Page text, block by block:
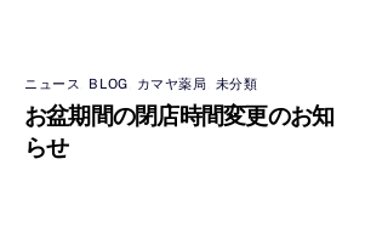
ニュース BLOG カマヤ薬局 未分類
お盆期間の閉店時間変更のお知
らせ